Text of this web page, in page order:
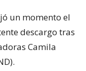
un momento el
descargo tras
Camila